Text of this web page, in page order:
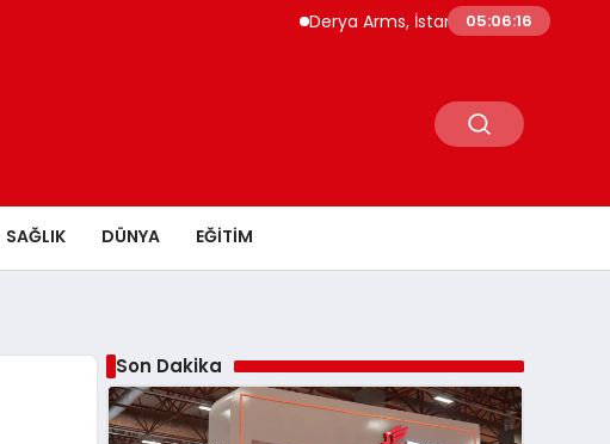
Derya Arms, İstanbul Prohunt 2026’da
05:06:17
SAĞLIK DÜNYA EĞITIM
Son Dakika